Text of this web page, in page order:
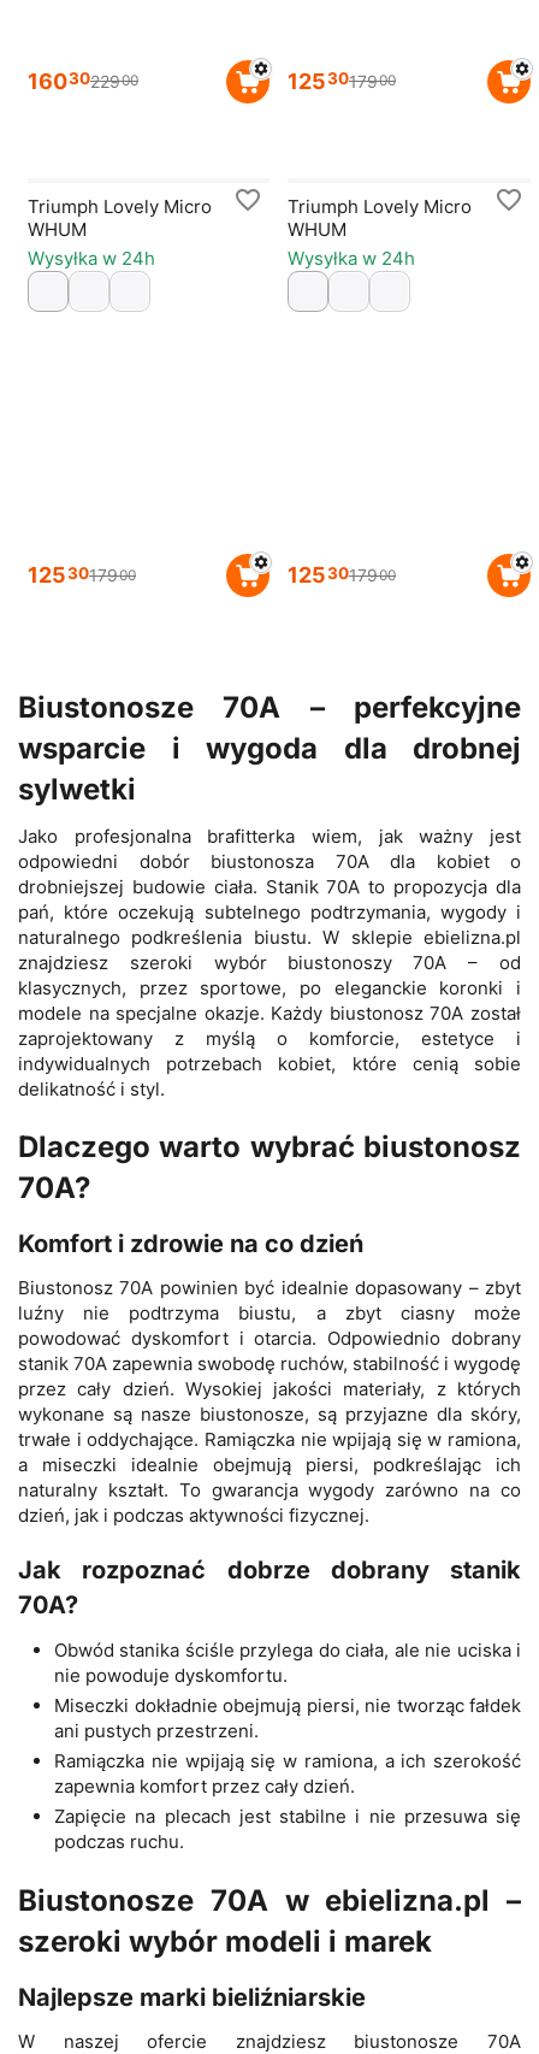
1603022900 1253017900
Triumph Lovely Micro
WHUM
Wysyłka w 24h
1253017900
Triumph Lovely Micro
WHUM
Wysyłka w 24h
1253017900
Biustonosze 70A – perfekcyjne
wsparcie i wygoda dla drobnej
sylwetki
Jako profesjonalna brafitterka wiem, jak ważny jest
odpowiedni dobór biustonosza 70A dla kobiet o
drobniejszej budowie ciała. Stanik 70A to propozycja dla
pań, które oczekują subtelnego podtrzymania, wygody i
naturalnego podkreślenia biustu. W sklepie ebielizna.pl
znajdziesz szeroki wybór biustonoszy 70A – od
klasycznych, przez sportowe, po eleganckie koronki i
modele na specjalne okazje. Każdy biustonosz 70A został
zaprojektowany z myślą o komforcie, estetyce i
indywidualnych potrzebach kobiet, które cenią sobie
delikatność i styl.
Dlaczego warto wybrać biustonosz
70A?
Komfort i zdrowie na co dzień
Biustonosz 70A powinien być idealnie dopasowany – zbyt
luźny nie podtrzyma biustu, a zbyt ciasny może
powodować dyskomfort i otarcia. Odpowiednio dobrany
stanik 70A zapewnia swobodę ruchów, stabilność i wygodę
przez cały dzień. Wysokiej jakości materiały, z których
wykonane są nasze biustonosze, są przyjazne dla skóry,
trwałe i oddychające. Ramiączka nie wpijają się w ramiona,
a miseczki idealnie obejmują piersi, podkreślając ich
naturalny kształt. To gwarancja wygody zarówno na co
dzień, jak i podczas aktywności fizycznej.
Jak rozpoznać dobrze dobrany stanik
70A?
Obwód stanika ściśle przylega do ciała, ale nie uciska i
nie powoduje dyskomfortu.
Miseczki dokładnie obejmują piersi, nie tworząc fałdek
ani pustych przestrzeni.
Ramiączka nie wpijają się w ramiona, a ich szerokość
zapewnia komfort przez cały dzień.
Zapięcie na plecach jest stabilne i nie przesuwa się
podczas ruchu.
Biustonosze 70A w ebielizna.pl –
szeroki wybór modeli i marek
Najlepsze marki bieliźniarskie
W naszej ofercie znajdziesz biustonosze 70A